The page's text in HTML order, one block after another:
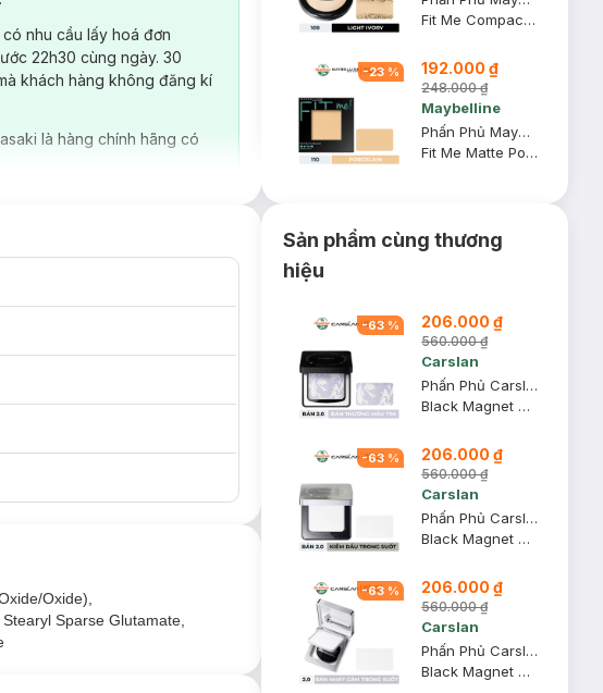
nhu cầu lấy hoá đơn
22h30 cùng ngày. 30
khách hàng không đăng kí
là hàng chính hãng có
Oxide),
Sparse Glutamate,
Fit Me Compact Powder SPF32 PA+++ #109 Light Ivory
-23 % 192.000 ₫
248.000 ₫
Maybelline
Phấn Phủ Maybelline Mịn Lì Kiềm Dầu 110 Porcelain 8.5g
Fit Me Matte Poreless Powder
Sản phẩm cùng thương
hiệu
-63 % 206.000 ₫
560.000 ₫
Carslan
Phấn Phủ Carslan Dạng Nén Bản Thường Màu Tím 8g
Black Magnet Soft Focus Powder 2.0 - 01 Light Purple
-63 % 206.000 ₫
560.000 ₫
Carslan
Phấn Phủ Carslan Dạng Nén Kiềm Dầu Màu Trong Suốt 8g
Black Magnet Soft Focus Powder 2.0
-63 % 206.000 ₫
560.000 ₫
Carslan
Phấn Phủ Carslan Dạng Nén Nhạy Cảm Màu Trong Suốt 8g
Black Magnet Soft Focus Powder 2.0